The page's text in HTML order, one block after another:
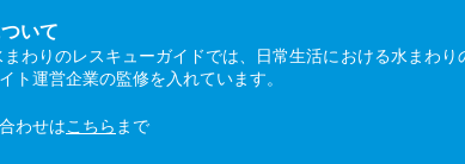
いて
わりのレスキューガイドでは、日常生活における水まわ
ト運営企業の監修を入れています。
わせはこちら まで